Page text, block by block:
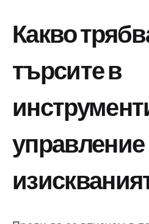
Какво
търсите в
управление